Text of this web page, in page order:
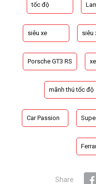
tốc độ
siêu xe siêu
Porsche GT3 RS
mãnh thú tốc độ
Car Passion
Share